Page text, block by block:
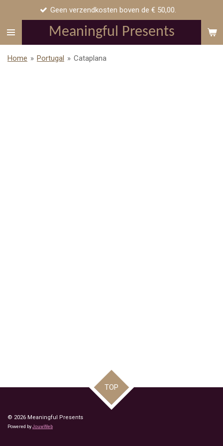
naar
hoofdinhoud
Meaningful Presents
Geen verzendkosten boven de € 50,00.
Home » Portugal » Cataplana
TOP
© 2026 Meaningful Presents
Powered by JouwWeb